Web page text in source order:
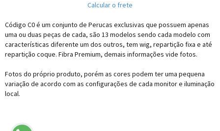
Calcular o frete
Código C0 é um conjunto de Perucas exclusivas que possuem apenas
uma ou duas peças de cada, são 13 modelos sendo cada modelo com
características diferente um dos outros, tem wig, repartição fixa e até
repartição coque. Fibra Premium, demais informações vide fotos.
Fotos do próprio produto, porém as cores podem ter uma pequena
variação de acordo com as configurações de cada monitor e iluminação
local.